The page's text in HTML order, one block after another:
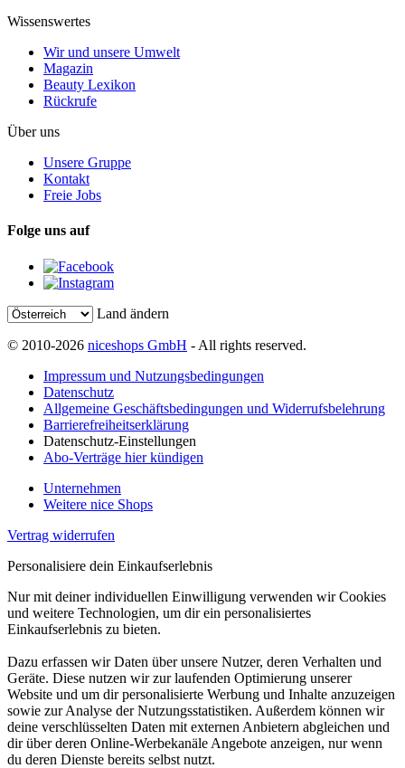
Wissenswertes
Wir und unsere Umwelt
Magazin
Beauty Lexikon
Rückrufe
Über uns
Unsere Gruppe
Kontakt
Freie Jobs
Folge uns auf
Land ändern
© 2010-2026 niceshops GmbH - All rights reserved.
Impressum und Nutzungsbedingungen
Datenschutz
Allgemeine Geschäftsbedingungen und Widerrufsbelehrung
Barrierefreiheitserklärung
Datenschutz-Einstellungen
Abo-Verträge hier kündigen
Unternehmen
Weitere nice Shops
Vertrag widerrufen
Personalisiere dein Einkaufserlebnis
Nur mit deiner individuellen Einwilligung verwenden wir Cookies
und weitere Technologien, um dir ein personalisiertes
Einkaufserlebnis zu bieten.
Dazu erfassen wir Daten über unsere Nutzer, deren Verhalten und
Geräte. Diese nutzen wir zur laufenden Optimierung unserer
Website und um dir personalisierte Werbung und Inhalte anzuzeigen
sowie zur Analyse der Nutzungsstatistiken. Außerdem können wir
deine verschlüsselten Daten mit externen Anbietern abgleichen und
dir über deren Online-Werbekanäle Angebote anzeigen, nur wenn
du deren Dienste bereits selbst nutzt.